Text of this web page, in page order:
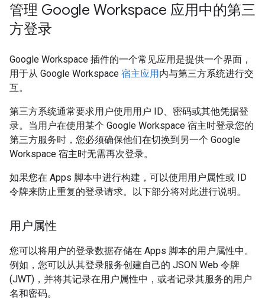
管理 Google Workspace 应用中的第三
方登录
Google Workspace 插件的一个常见应用是提供一个界面，
用于从 Google Workspace 宿主应用内与第三方系统进行交
互。
第三方系统通常要求用户使用用户 ID、密码或其他凭据登
录。当用户在使用某个 Google Workspace 宿主时登录您的
第三方服务时，您必须确保他们在切换到另一个 Google
Workspace 宿主时无需再次登录。
如果您在 Apps 脚本中进行构建，可以使用用户属性或 ID
令牌来防止重复的登录请求。以下部分将对此进行说明。
用户属性
您可以将用户的登录数据存储在 Apps 脚本的用户属性中。
例如，您可以从其登录服务创建自己的 JSON Web 令牌
(JWT)，并将其记录在用户属性中，或者记录其服务的用户
名和密码。